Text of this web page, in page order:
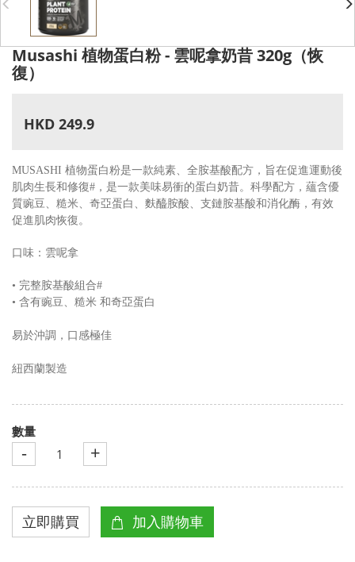
Musashi 植物蛋白粉 - 雲呢拿奶昔 320g（恢
復）
HKD 249.9
MUSASHI 植物蛋白粉是一款純素、全胺基酸配方，旨在促進運動後
肌肉生長和修復#，是一款美味易衝的蛋白奶昔。科學配方，蘊含優
質豌豆、糙米、奇亞蛋白、麩醯胺酸、支鏈胺基酸和消化酶，有效
促進肌肉恢復。
口味：雲呢拿
• 完整胺基酸組合#
• 含有豌豆、糙米 和奇亞蛋白
易於沖調，口感極佳
紐西蘭製造
數量
- +